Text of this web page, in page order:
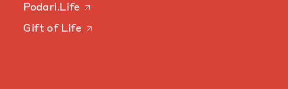
Podari.Life
Gift of Life